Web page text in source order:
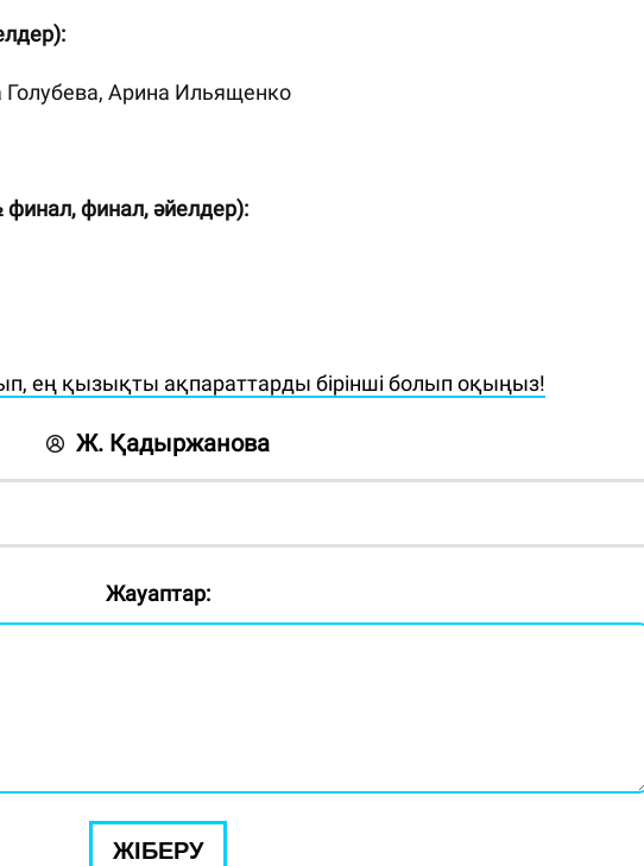
Арина Ильященко
финал, әйелдер):
ең қызықты ақпараттарды бірінші болып оқыңыз!
Ж. Қадыржанова
Жауаптар:
ЖІБЕРУ